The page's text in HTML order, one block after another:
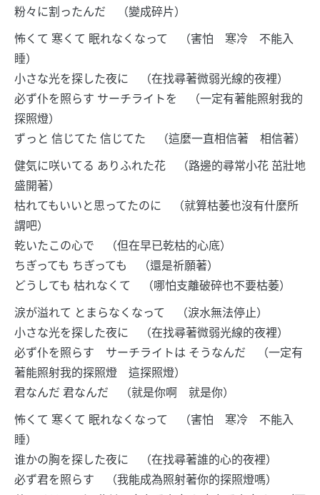
粉々に割ったんだ （變成碎片）
怖くて 寒くて 眠れなくなって （害怕 寒冷 不能入
睡）
小さな光を探した夜に （在找尋著微弱光線的夜裡）
必ず仆を照らす サーチライトを （一定有著能照射我的
探照燈）
ずっと 信じてた 信じてた （這麼一直相信著 相信著）
健気に咲いてる ありふれた花 （路邊的尋常小花 茁壯地
盛開著）
枯れてもいいと思ってたのに （就算枯萎也沒有什麼所
謂吧）
乾いたこの心で （但在早已乾枯的心底）
ちぎっても ちぎっても （還是祈願著）
どうしても 枯れなくて （哪怕支離破碎也不要枯萎）
涙が溢れて とまらなくなって （淚水無法停止）
小さな光を探した夜に （在找尋著微弱光線的夜裡）
必ず仆を照らす サーチライトは そうなんだ （一定有
著能照射我的探照燈 這探照燈）
君なんだ 君なんだ （就是你啊 就是你）
怖くて 寒くて 眠れなくなって （害怕 寒冷 不能入
睡）
谁かの胸を探した夜に （在找尋著誰的心的夜裡）
必ず君を照らす （我能成為照射著你的探照燈嗎）